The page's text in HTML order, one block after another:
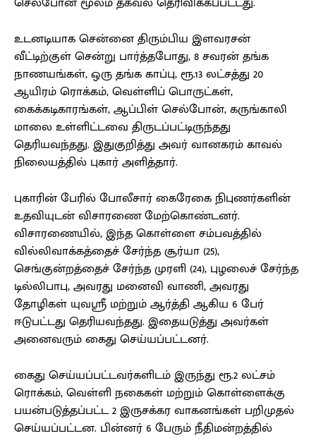
உடனடியாக சென்னை திரும்பிய இளவரசன்
வீட்டிற்குள் சென்று பார்த்தபோது, 8 சவரன் தங்க
நாணயங்கள், ஒரு தங்க காப்பு, ரூ.13 லட்சத்து 20
ஆயிரம் ரொக்கம், வெள்ளிப் பொருட்கள்,
கைக்கடிகாரங்கள், ஆப்பிள் செல்போன், கருங்காலி
மாலை உள்ளிட்டவை திருடப்பட்டிருந்தது
தெரியவந்தது. இதுகுறித்து அவர் வானகரம் காவல்
நிலையத்தில் புகார் அளித்தார்.
புகாரின் பேரில் போலீசார் கைரேகை நிபுணர்களின்
உதவியுடன் விசாரணை மேற்கொண்டனர்.
விசாரணையில், இந்த கொள்ளை சம்பவத்தில்
வில்லிவாக்கத்தைச் சேர்ந்த சூர்யா (25),
செங்குன்றத்தைச் சேர்ந்த முரளி (24), புழலைச் சேர்ந்த
டில்லிபாபு, அவரது மனைவி வாணி, அவரது
தோழிகள் யுவஸ்ரீ மற்றும் ஆர்த்தி ஆகிய 6 பேர்
ஈடுபட்டது தெரியவந்தது. இதையடுத்து அவர்கள்
அனைவரும் கைது செய்யப்பட்டனர்.
கைது செய்யப்பட்டவர்களிடம் இருந்து ரூ.2 லட்சம்
ரொக்கம், வெள்ளி நகைகள் மற்றும் கொள்ளைக்கு
பயன்படுத்தப்பட்ட 2 இருசக்கர வாகனங்கள் பறிமுதல்
செய்யப்பட்டன. பின்னர் 6 பேரும் நீதிமன்றத்தில்